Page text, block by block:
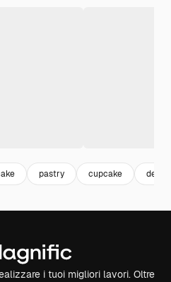
pastry cupcake
i tuoi migliori lavori. Oltre